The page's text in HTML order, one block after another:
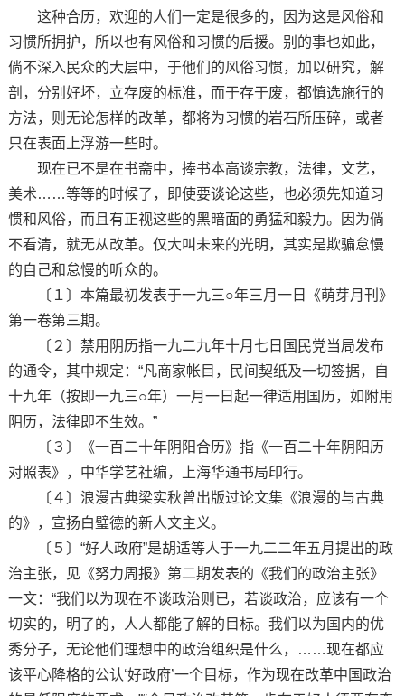
这种合历，欢迎的人们一定是很多的，因为这是风俗和
习惯所拥护，所以也有风俗和习惯的后援。别的事也如此，
倘不深入民众的大层中，于他们的风俗习惯，加以研究，解
剖，分别好坏，立存废的标准，而于存于废，都慎选施行的
方法，则无论怎样的改革，都将为习惯的岩石所压碎，或者
只在表面上浮游一些时。
现在已不是在书斋中，捧书本高谈宗教，法律，文艺，
美术……等等的时候了，即使要谈论这些，也必须先知道习
惯和风俗，而且有正视这些的黑暗面的勇猛和毅力。因为倘
不看清，就无从改革。仅大叫未来的光明，其实是欺骗怠慢
的自己和怠慢的听众的。
〔１〕本篇最初发表于一九三○年三月一日《萌芽月刊》
第一卷第三期。
〔２〕禁用阴历指一九二九年十月七日国民党当局发布
的通令，其中规定：“凡商家帐目，民间契纸及一切签据，自
十九年（按即一九三○年）一月一日起一律适用国历，如附用
阴历，法律即不生效。”
〔３〕《一百二十年阴阳合历》指《一百二十年阴阳历
对照表》，中华学艺社编，上海华通书局印行。
〔４〕浪漫古典梁实秋曾出版过论文集《浪漫的与古典
的》，宣扬白璧德的新人文主义。
〔５〕“好人政府”是胡适等人于一九二二年五月提出的政
治主张，见《努力周报》第二期发表的《我们的政治主张》
一文：“我们以为现在不谈政治则已，若谈政治，应该有一个
切实的，明了的，人人都能了解的目标。我们以为国内的优
秀分子，无论他们理想中的政治组织是什么，……现在都应
该平心降格的公认‘好政府’一个目标，作为现在改革中国政治